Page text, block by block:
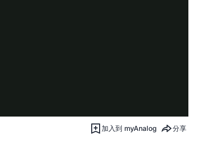
加入到 myAnalog 分享